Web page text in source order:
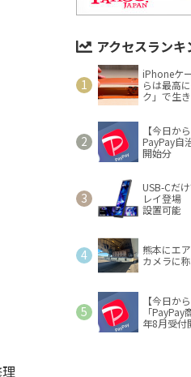
アクセスランキ
iPhoneケ
らは最高
ク」で生
【今日か
PayPay自
開始分
USB-Cだ
レイ登場
設置可能
熊本にエ
カメラに
【今日か
「
年8月受付